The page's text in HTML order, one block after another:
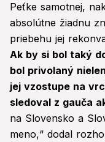
Peťke samotnej,
absolútne žiadnu
priebehu jej
Ak by si bol taký
bol privolaný
jej vzostupe na
sledoval z gauča
na Slovensko a
meno,“ dodal